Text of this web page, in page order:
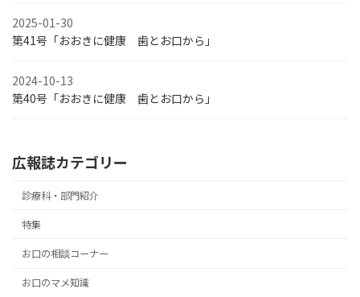
2025-01-30
第41号「おおきに健康 歯とお口から」
2024-10-13
第40号「おおきに健康 歯とお口から」
広報誌カテゴリー
診療科・部門紹介
特集
お口の相談コーナー
お口のマメ知識